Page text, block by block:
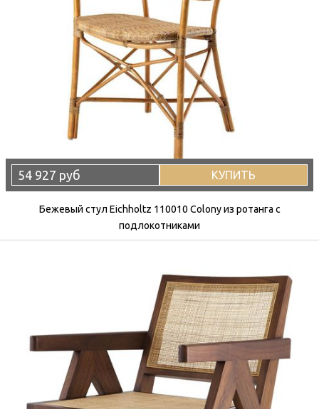
54 927 руб КУПИТЬ
Бежевый стул Eichholtz 110010 Colony из ротанга с
подлокотниками